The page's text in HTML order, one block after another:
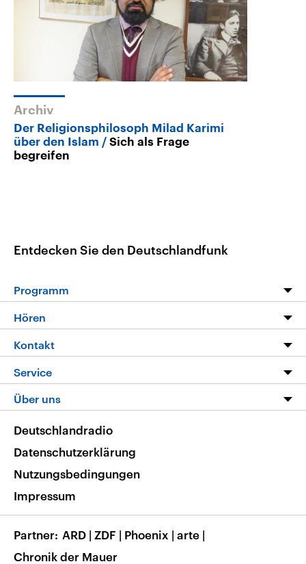
Archiv
Der Religionsphilosoph Milad Karimi
über den Islam
Sich als Frage
begreifen
Entdecken Sie den Deutschlandfunk
Programm
Die Nachrichten
Nachrichtenleicht
Neue Beiträge auf dlf.de
Hören
Livestream
Podcasts
Deutschlandfunk App
Nachrichten App
Frequenzen
Kontakt
Service
FAQ
Veranstaltungen
Musikliste
RSS
Über uns
Barrierefreiheit
Deutschlandradio
Datenschutzerklärung
Nutzungsbedingungen
Impressum
Partner ARD | ZDF | Phoenix | arte |
Chronik der Mauer